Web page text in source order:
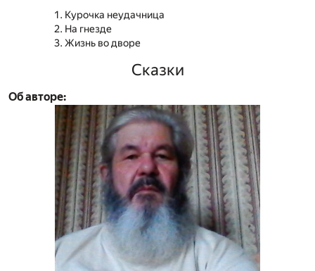
Курочка неудачница
На гнезде
Жизнь во дворе
Сказки
Об авторе: